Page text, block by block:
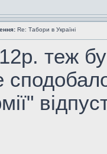
Re: Табори в Україні
теж